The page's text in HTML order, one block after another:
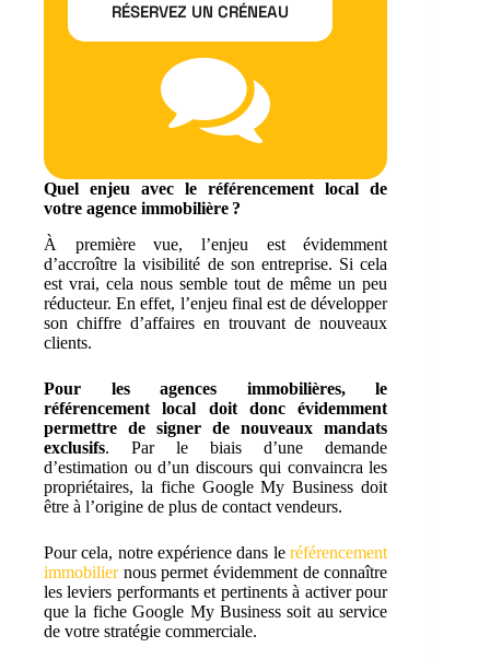
RÉSERVEZ UN CRÉNEAU
Quel enjeu avec le référencement local de
votre agence immobilière ?
À première vue, l’enjeu est évidemment
d’accroître la visibilité de son entreprise. Si cela
est vrai, cela nous semble tout de même un peu
réducteur. En effet, l’enjeu final est de développer
son chiffre d’affaires en trouvant de nouveaux
clients.
Pour les agences immobilières, le
référencement local doit donc évidemment
permettre de signer de nouveaux mandats
exclusifs. Par le biais d’une demande
d’estimation ou d’un discours qui convaincra les
propriétaires, la fiche Google My Business doit
être à l’origine de plus de contact vendeurs.
Pour cela, notre expérience dans leréférencement
immobiliernous permet évidemment de connaître
les leviers performants et pertinents à activer pour
que la fiche Google My Business soit au service
de votre stratégie commerciale.